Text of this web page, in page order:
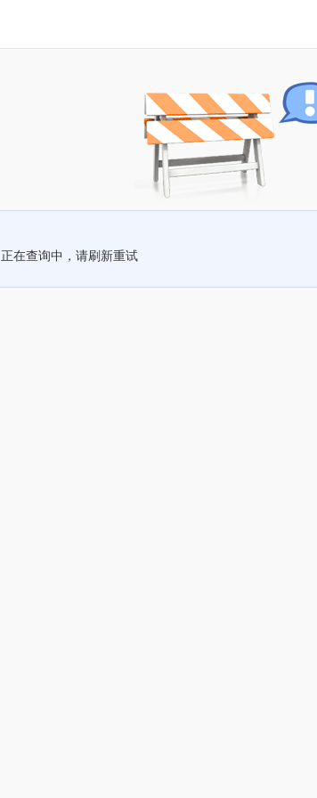
正在查询中，请刷新重试